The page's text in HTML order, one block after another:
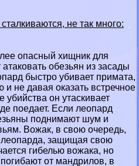
не так много:
опасный хищник для
обезьян из засады
быстро убивает примата,
не давая оказать встречное
он утаскивает
поедает. Если леопард
поднимают шум и
Вожак, в свою очередь,
леопарда, защищая свою
гибелью вожака, но
от мaндрилов, в